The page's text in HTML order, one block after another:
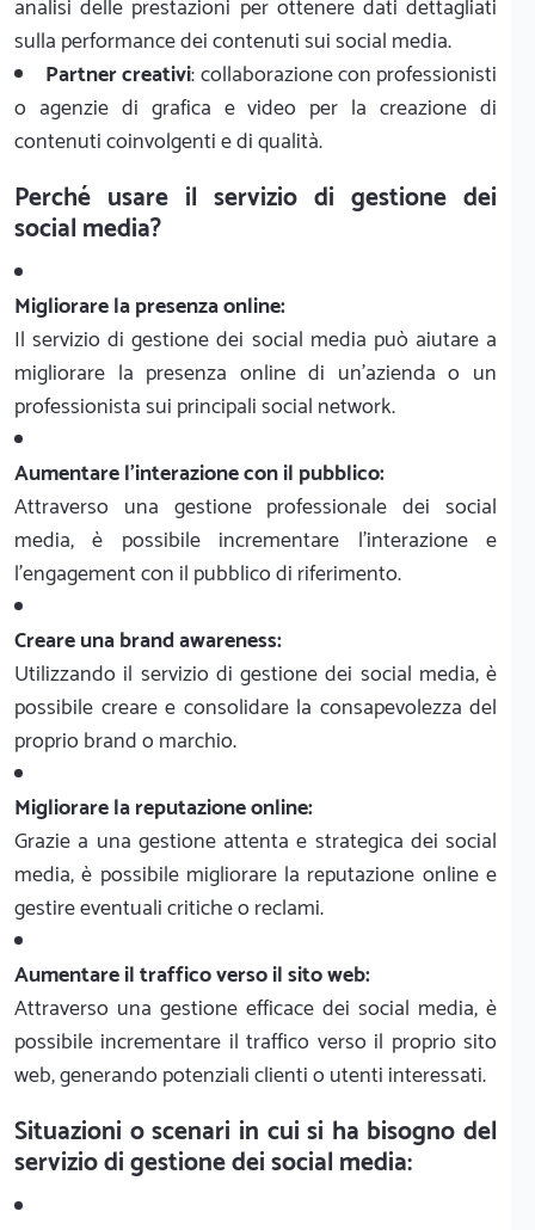
analisi delle prestazioni per ottenere dati dettagliati
sulla performance dei contenuti sui social media.
Partner creativi: collaborazione con professionisti
o agenzie di grafica e video per la creazione di
contenuti coinvolgenti e di qualità.
Perché usare il servizio di gestione dei
social media?
Migliorare la presenza online:
Il servizio di gestione dei social media può aiutare a
migliorare la presenza online di un'azienda o un
professionista sui principali social network.
Aumentare l'interazione con il pubblico:
Attraverso una gestione professionale dei social
media, è possibile incrementare l'interazione e
l'engagement con il pubblico di riferimento.
Creare una brand awareness:
Utilizzando il servizio di gestione dei social media, è
possibile creare e consolidare la consapevolezza del
proprio brand o marchio.
Migliorare la reputazione online:
Grazie a una gestione attenta e strategica dei social
media, è possibile migliorare la reputazione online e
gestire eventuali critiche o reclami.
Aumentare il traffico verso il sito web:
Attraverso una gestione efficace dei social media, è
possibile incrementare il traffico verso il proprio sito
web, generando potenziali clienti o utenti interessati.
Situazioni o scenari in cui si ha bisogno del
servizio di gestione dei social media: